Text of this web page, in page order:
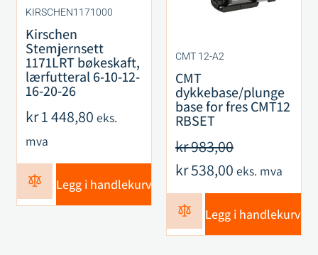
KIRSCHEN1171000
Kirschen
Stemjernsett
1171LRT bøkeskaft,
lærfutteral 6-10-12-
16-20-26
kr1 448,80 eks.
mva
Legg i handlekurv
CMT 12-A2
CMT
dykkebase/plunge
base for fres CMT12
RBSET
kr983,00
kr538,00 eks. mva
Legg i handlekurv